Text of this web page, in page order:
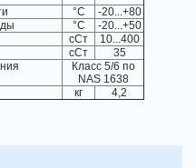
°C
-20...+80
°C
-20...+50
сСт
10...400
сСт
35
Класс 5/6 по
NAS 1638
кг 4,2